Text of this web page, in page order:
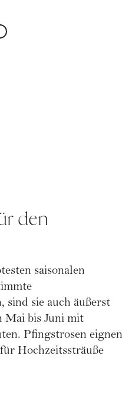
den
saisonalen
sind sie auch äußerst
Mai bis Juni mit
Pfingstrosen eignen
Hochzeitssträuße